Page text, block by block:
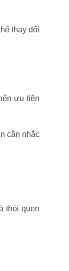
thay đổi
ưu tiên
cân nhắc
thói quen